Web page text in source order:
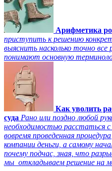
Арифметика
приступить к решению
выяснить насколько точно все
понимают основную
Как уволить
суда Рано или поздно любой
необходимостью расстаться
вовремя проведенная
компании деньги, а самому
почему подчас, зная, что
мы откладываем решение на